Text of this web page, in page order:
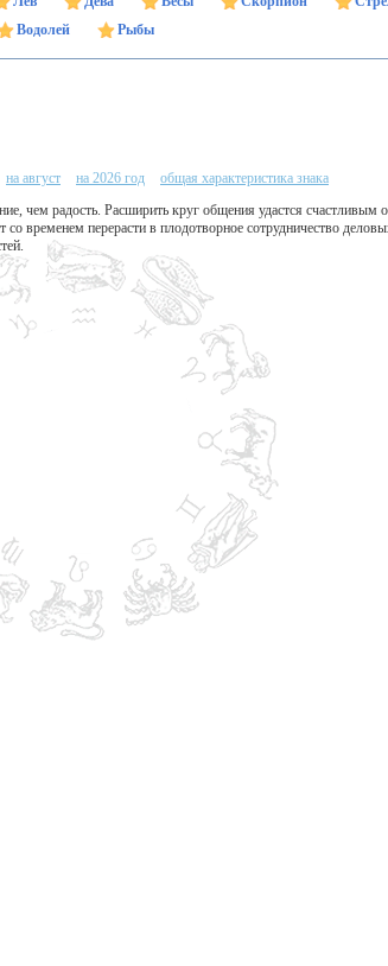
Водолей
Рыбы
на август на 2026 год
общая характеристика знака
чем радость. Расширить круг общения удастся счастливым
временем перерасти в плодотворное сотрудничество